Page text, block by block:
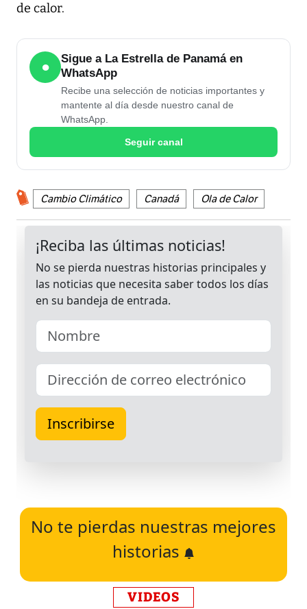
de calor.
●
Sigue a La Estrella de Panamá en
WhatsApp
Recibe una selección de noticias importantes y
mantente al día desde nuestro canal de
WhatsApp.
Seguir canal
Cambio Climático Canadá Ola de Calor
No te pierdas nuestras mejores
historias
VIDEOS